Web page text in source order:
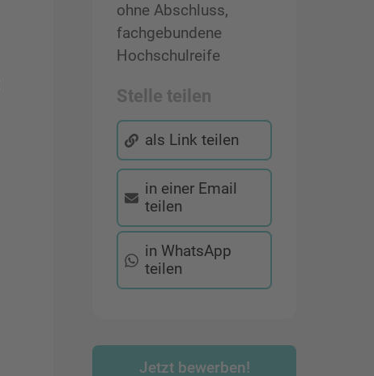
ohne Abschluss,
fachgebundene
Hochschulreife
Stelle teilen
als Link teilen
in einer Email
teilen
in WhatsApp
teilen
Jetzt bewerben!